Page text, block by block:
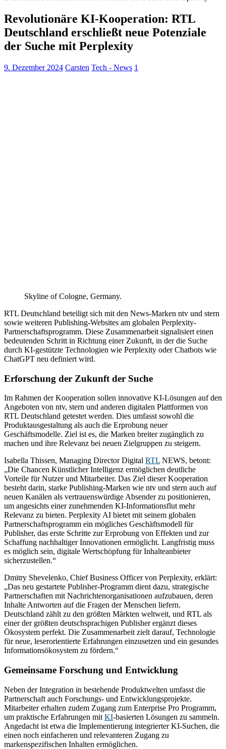
Revolutionäre KI-Kooperation: RTL
Deutschland erschließt neue Potenziale
der Suche mit Perplexity
9. Dezember 2024 Carsten Tech - News 1
Skyline of Cologne, Germany.
RTL Deutschland beteiligt sich mit den News-Marken ntv und stern
sowie weiteren Publishing-Websites am globalen Perplexity-
Partnerschaftsprogramm. Diese Zusammenarbeit signalisiert einen
bedeutenden Schritt in Richtung einer Zukunft, in der die Suche
durch KI-gestützte Technologien wie Perplexity oder Chatbots wie
ChatGPT neu definiert wird.
Erforschung der Zukunft der Suche
Im Rahmen der Kooperation sollen innovative KI-Lösungen auf den
Angeboten von ntv, stern und anderen digitalen Plattformen von
RTL Deutschland getestet werden. Dies umfasst sowohl die
Produktausgestaltung als auch die Erprobung neuer
Geschäftsmodelle. Ziel ist es, die Marken breiter zugänglich zu
machen und ihre Relevanz bei neuen Zielgruppen zu steigern.
Isabella Thissen, Managing Director Digital RTL NEWS, betont:
„Die Chancen Künstlicher Intelligenz ermöglichen deutliche
Vorteile für Nutzer und Mitarbeiter. Das Ziel dieser Kooperation
besteht darin, starke Publishing-Marken wie ntv und stern auch auf
neuen Kanälen als vertrauenswürdige Absender zu positionieren,
um angesichts einer zunehmenden KI-Informationsflut mehr
Relevanz zu bieten. Perplexity AI bietet mit seinem globalen
Partnerschaftsprogramm ein mögliches Geschäftsmodell für
Publisher, das erste Schritte zur Erprobung von Effekten und zur
Schaffung nachhaltiger Innovationen ermöglicht. Langfristig muss
es möglich sein, digitale Wertschöpfung für Inhalteanbieter
sicherzustellen.“
Dmitry Shevelenko, Chief Business Officer von Perplexity, erklärt:
„Das neu gestartete Publisher-Programm dient dazu, strategische
Partnerschaften mit Nachrichtenorganisationen aufzubauen, deren
Inhalte Antworten auf die Fragen der Menschen liefern.
Deutschland zählt zu den größten Märkten weltweit, und RTL als
einer der größten deutschsprachigen Publisher ergänzt dieses
Ökosystem perfekt. Die Zusammenarbeit zielt darauf, Technologie
für neue, leserorientierte Erfahrungen einzusetzen und ein gesundes
Informationsökosystem zu fördern.“
Gemeinsame Forschung und Entwicklung
Neben der Integration in bestehende Produktwelten umfasst die
Partnerschaft auch Forschungs- und Entwicklungsprojekte.
Mitarbeiter erhalten zudem Zugang zum Enterprise Pro Programm,
um praktische Erfahrungen mit KI-basierten Lösungen zu sammeln.
Angedacht ist etwa die Implementierung integrierter KI-Suchen, die
einen noch einfacheren und relevanteren Zugang zu
markenspezifischen Inhalten ermöglichen.